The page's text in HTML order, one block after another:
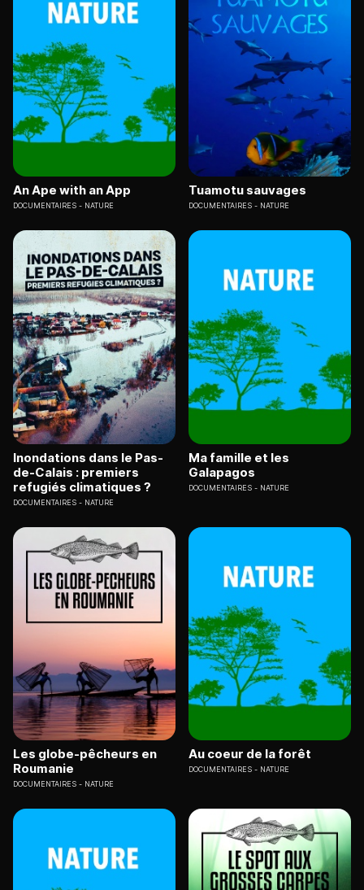
An Ape with an App
DOCUMENTAIRES NATURE
Tuamotu sauvages
DOCUMENTAIRES NATURE
Inondations dans le Pas-
de-Calais : premiers
refugiés climatiques ?
DOCUMENTAIRES NATURE
Ma famille et les
Galapagos
DOCUMENTAIRES NATURE
Les globe-pêcheurs en
Roumanie
DOCUMENTAIRES NATURE
Au coeur de la forêt
DOCUMENTAIRES NATURE